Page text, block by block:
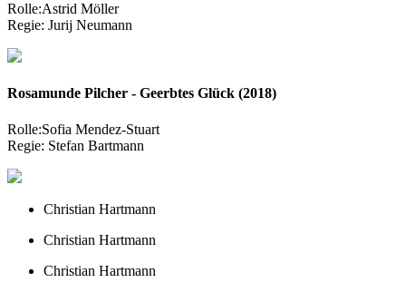
Rolle:Astrid Möller
Regie: Jurij Neumann
Rosamunde Pilcher - Geerbtes Glück (2018)
Rolle:Sofia Mendez-Stuart
Regie: Stefan Bartmann
Christian Hartmann
Christian Hartmann
Christian Hartmann